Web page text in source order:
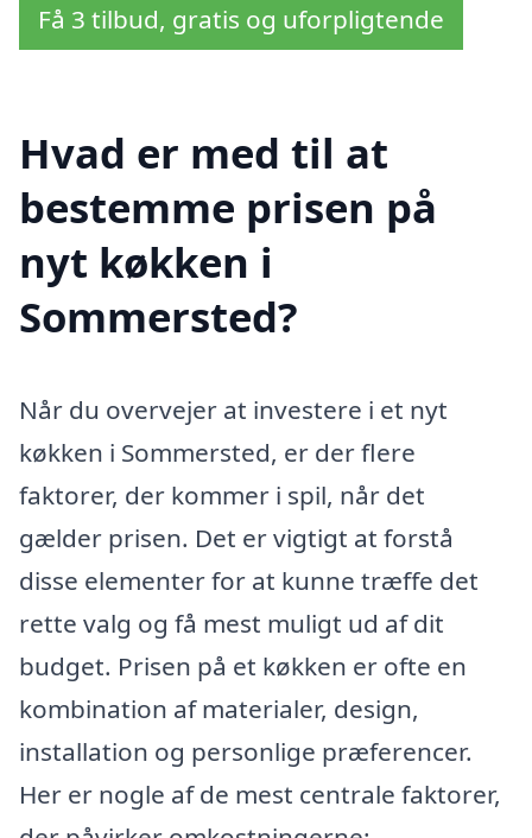
Få 3 tilbud, gratis og uforpligtende
Hvad er med til at
bestemme prisen på
nyt køkken i
Sommersted?
Når du overvejer at investere i et nyt
køkken i Sommersted, er der flere
faktorer, der kommer i spil, når det
gælder prisen. Det er vigtigt at forstå
disse elementer for at kunne træffe det
rette valg og få mest muligt ud af dit
budget. Prisen på et køkken er ofte en
kombination af materialer, design,
installation og personlige præferencer.
Her er nogle af de mest centrale faktorer,